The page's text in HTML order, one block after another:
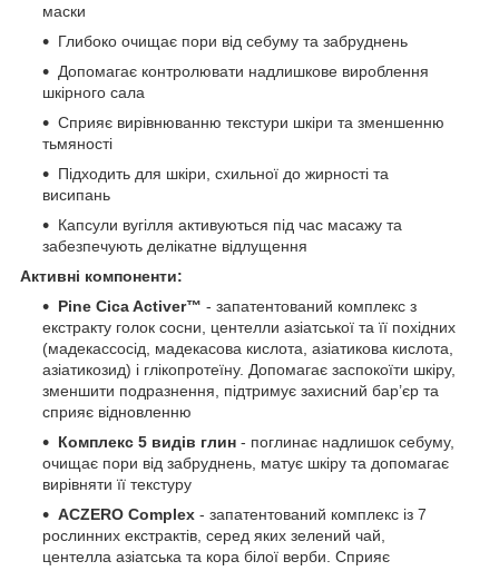
маски
Глибоко очищає пори від себуму та забруднень
Допомагає контролювати надлишкове вироблення
шкірного сала
Сприяє вирівнюванню текстури шкіри та зменшенню
тьмяності
Підходить для шкіри, схильної до жирності та
висипань
Капсули вугілля активуються під час масажу та
забезпечують делікатне відлущення
Активні компоненти:
Pine Cica Activer™ - запатентований комплекс з
екстракту голок сосни, центелли азіатської та її похідних
(мадекассосід, мадекасова кислота, азіатикова кислота,
азіатикозид) і глікопротеїну. Допомагає заспокоїти шкіру,
зменшити подразнення, підтримує захисний бар’єр та
сприяє відновленню
Комплекс 5 видів глин - поглинає надлишок себуму,
очищає пори від забруднень, матує шкіру та допомагає
вирівняти її текстуру
ACZERO Complex - запатентований комплекс із 7
рослинних екстрактів, серед яких зелений чай,
центелла азіатська та кора білої верби. Сприяє